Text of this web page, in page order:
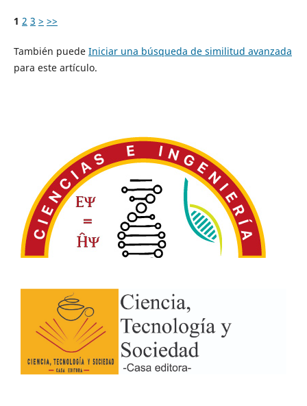
1 2 3 > >>
También puede Iniciar una búsqueda de similitud avanzada
para este artículo.